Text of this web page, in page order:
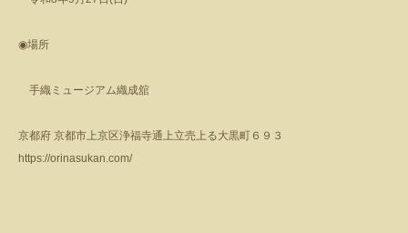
◉場所
手織ミュージアム織成舘
京都府 京都市上京区浄福寺通上立売上る大黒町６９３
https://orinasukan.com/